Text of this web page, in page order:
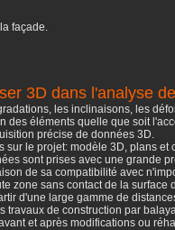
façade.
3D dans l'analyse
les inclinaisons, les
des éléments quelle que soit
précise de données 3D.
sur le projet: modèle 3D, plans et
sont prises avec une grande
de sa compatibilité avec
zone sans contact de la surface
d'une large gamme de
travaux de construction par
et après modifications ou